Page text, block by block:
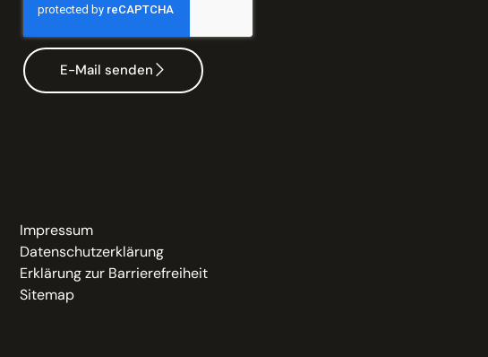
E-Mail senden
Impressum
Datenschutzerklärung
Erklärung zur Barrierefreiheit
Sitemap